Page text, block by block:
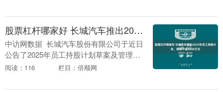
股票杠杆哪家好 长城汽车推出2025年员工持股计划，规模不超8000万元
中访网数据 长城汽车股份有限公司于近日
公告了2025年员工持股计划草案及管理办
法。该计划旨在建立长效激励机制，核心
级管理....
阅读：116 栏目：倍顺网